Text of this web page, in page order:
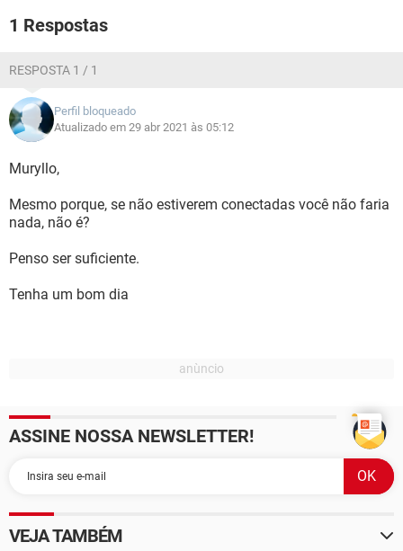
1 Respostas
RESPOSTA 1 / 1
Perfil bloqueado
Atualizado em 29 abr 2021 às 05:12
Muryllo,
Mesmo porque, se não estiverem conectadas você não faria
nada, não é?
Penso ser suficiente.
Tenha um bom dia
ASSINE NOSSA NEWSLETTER!
VEJA TAMBÉM